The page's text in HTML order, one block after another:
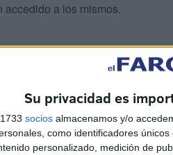
Su privacidad es
socios almacenamos y/o
como identificadores
personalizado, medición de
accedido a los mismos.
los días a los usuarios y
comentado, tanto residentes